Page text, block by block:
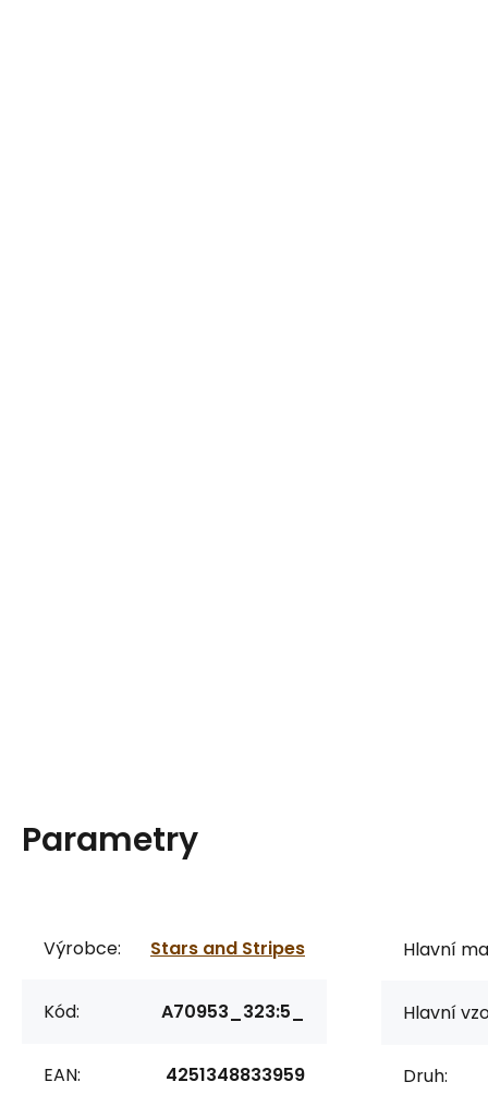
Parametry
Výrobce: Stars and Stripes
Kód: A70953_323:5_
EAN: 4251348833959
Hlavní
Hlavní
Druh: